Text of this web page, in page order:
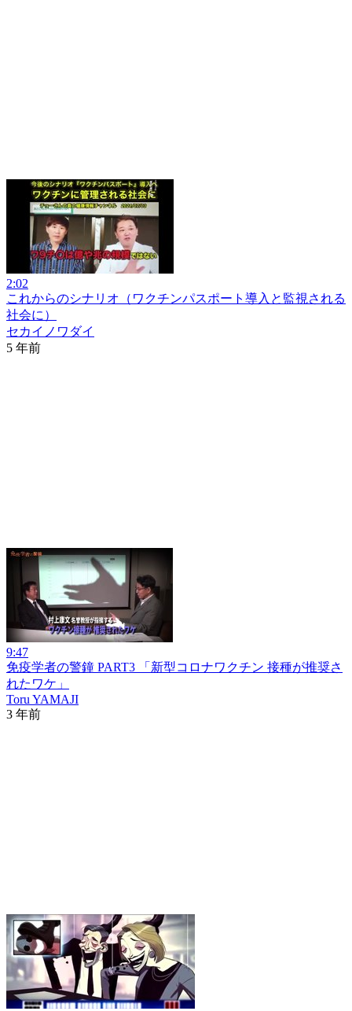
2:02
これからのシナリオ（ワクチンパスポート導入と監視される
社会に）
セカイノワダイ
5 年前
9:47
免疫学者の警鐘 PART3 「新型コロナワクチン 接種が推奨さ
れたワケ」
Toru YAMAJI
3 年前